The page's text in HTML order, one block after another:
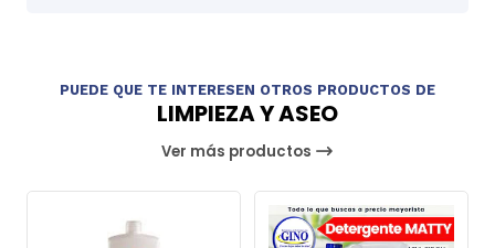
PUEDE QUE TE INTERESEN OTROS PRODUCTOS DE
LIMPIEZA Y ASEO
Ver más productos